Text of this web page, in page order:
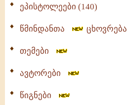
ეპისტოლეები (140)
წმინდანთა ცხოვრება
თემები
ავტორები
წიგნები